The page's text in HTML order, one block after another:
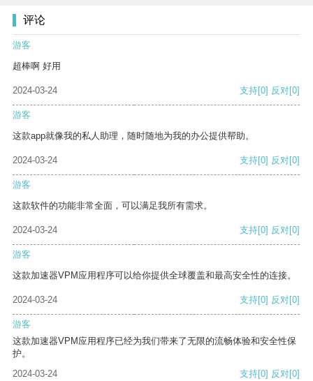
评论
游客
超棒啊 好用
2024-03-24 支持[0] 反对[0]
游客
这款app就像我的私人助理，随时随地为我的办公提供帮助。
2024-03-24 支持[0] 反对[0]
游客
这款软件的功能非常全面，可以满足我所有需求。
2024-03-24 支持[0] 反对[0]
游客
这款加速器VPM应用程序可以给你提供全球覆盖和最高安全性的连接。
2024-03-24 支持[0] 反对[0]
游客
这款加速器VPM应用程序已经为我们带来了无限的流畅体验和安全性保
护。
2024-03-24
支持[0] 反对[0]